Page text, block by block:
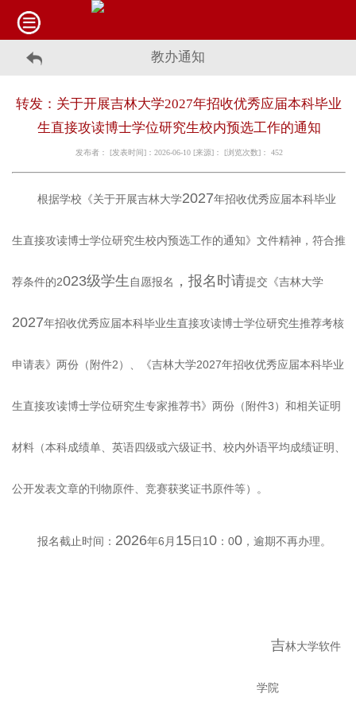
教办通知
转发：关于开展吉林大学2027年招收优秀应届本科毕业
生直接攻读博士学位研究生校内预选工作的通知
发布者： [发表时间]：2026-06-10 [来源]： [浏览次数]： 452
根据学校《关于开展吉林大学2027年招收优秀应届本科毕业
生直接攻读博士学位研究生校内预选工作的通知》文件精神，符合推
荐条件的2023级学生 自愿报名 ，报名时请提交《吉林大学
2027年招收优秀应届本科毕业生直接攻读博士学位研究生推荐考核
申请表》两份（附件2 ）、《吉林大学2027年招收优秀应届本科毕业
生直接攻读博士学位研究生专家推荐书》两份（附件3 ）和相关证明
材料（本科成绩单、英语四级或六级证书、校内外语平均成绩证明、
公开发表文章的刊物原件、竞赛获奖证书原件等）。
报名截止时间： 2026年6 月 15 日 10 ： 00 ，逾期不再办理。
吉林大学软件
学院